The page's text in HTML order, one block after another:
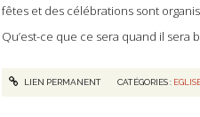
fêtes et des célébrations sont
Qu’est-ce que ce sera quand il sera
LIEN PERMANENT CATÉGORIES :